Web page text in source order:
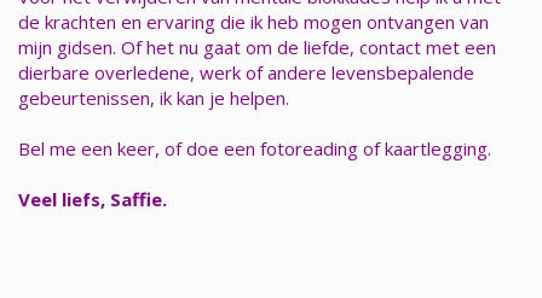
de krachten en ervaring die ik heb mogen ontvangen van
mijn gidsen. Of het nu gaat om de liefde, contact met een
dierbare overledene, werk of andere levensbepalende
gebeurtenissen, ik kan je helpen.
Bel me een keer, of doe een fotoreading of kaartlegging.
Veel liefs, Saffie.